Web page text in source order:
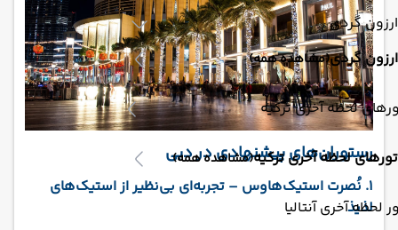
ارزون گردی
ارزون گردی(مشاهده همه)
لحظه آخری ترکیه
تورهای لحظه آخری ترکیه(مشاهده همه)
لحظه آخری آنتالیا
رستوران‌های پیشنهادی در دبی
1. نُصرت استیک‌هاوس – تجربه‌ای بی‌نظیر از استیک‌های
لذیذ